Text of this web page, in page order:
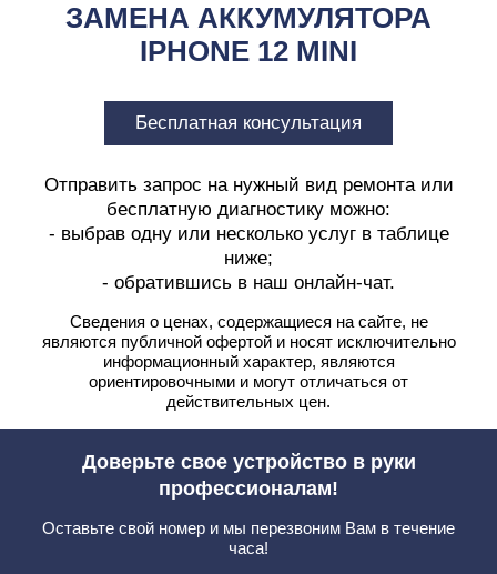
ЗАМЕНА АККУМУЛЯТОРА
IPHONE 12 MINI
Бесплатная консультация
Отправить запрос на нужный вид ремонта или
бесплатную диагностику можно:
- выбрав одну или несколько услуг в таблице
ниже;
- обратившись в наш онлайн-чат.
Сведения о ценах, содержащиеся на сайте, не
являются публичной офертойи носят исключительно
информационный характер, являются
ориентировочными и могут отличаться от
действительных цен.
Доверьте свое устройство в руки
профессионалам!
Оставьте свой номер и мы перезвоним Вам в течение
часа!